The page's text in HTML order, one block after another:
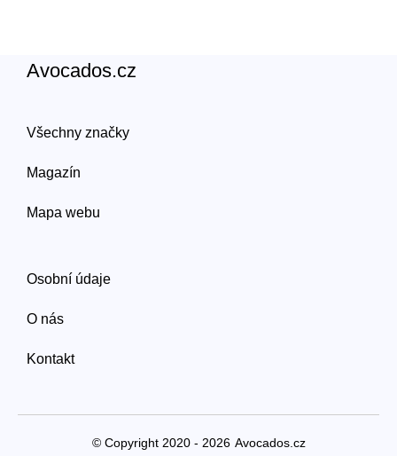
Avocados.cz
Všechny značky
Magazín
Mapa webu
Osobní údaje
O nás
Kontakt
© Copyright 2020 - 2026 Avocados.cz